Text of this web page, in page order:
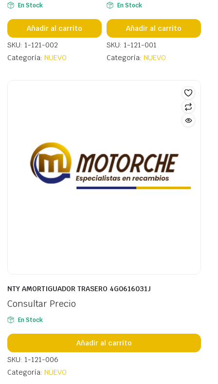
En Stock
Añadir al carrito
SKU: 1-121-002
Categoría: NUEVO
En Stock
Añadir al carrito
SKU: 1-121-001
Categoría: NUEVO
NTY AMORTIGUADOR TRASERO 4G0616031J
Consultar Precio
En Stock
Añadir al carrito
SKU: 1-121-006
Categoría: NUEVO